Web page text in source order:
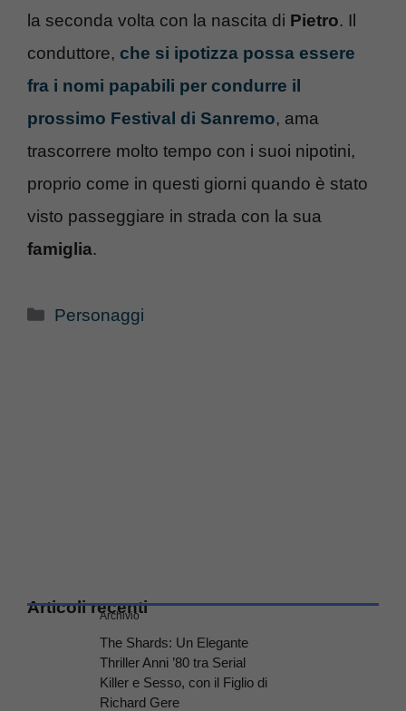
la seconda volta con la nascita di Pietro. Il
conduttore, che si ipotizza possa essere
fra i nomi papabili per condurre il
prossimo Festival di Sanremo, ama
trascorrere molto tempo con i suoi nipotini,
proprio come in questi giorni quando è stato
visto passeggiare in strada con la sua
famiglia.
Categorie
Personaggi
Articoli recenti
Archivio
The Shards: Un Elegante
Thriller Anni ’80 tra Serial
Killer e Sesso, con il Figlio di
Richard Gere